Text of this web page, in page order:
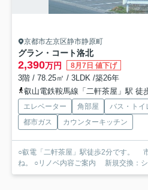
京都市左京区静市静原町
グラン・コート洛北
2,390万円 8月7日 値下げ
3階 / 78.25㎡ / 3LDK /築26年
叡山電鉄鞍馬線「二軒茶屋」駅 徒
エレベーター 角部屋 バス・トイ
都市ガス
カウンターキッチン
○叡電「二軒茶屋」駅徒歩2分です。
ね。 ○リノベ内容ご案内 新規交換：シ